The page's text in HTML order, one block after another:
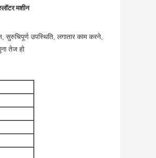
मशीन
सुरुचिपूर्ण उपस्थिति, लगातार काम करने,
तेज हो